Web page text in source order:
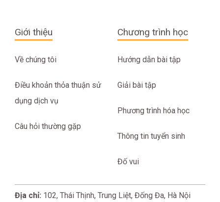
Giới thiệu
Về chúng tôi
Điều khoản thỏa thuận sử
dụng dịch vụ
Câu hỏi thường gặp
Chương trình học
Hướng dẫn bài tập
Giải bài tập
Phương trình hóa học
Thông tin tuyển sinh
Đố vui
Địa chỉ: 102, Thái Thịnh, Trung Liệt, Đống Đa, Hà Nội